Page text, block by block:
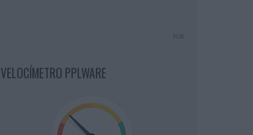
PUB
VELOCÍMETRO PPLWARE